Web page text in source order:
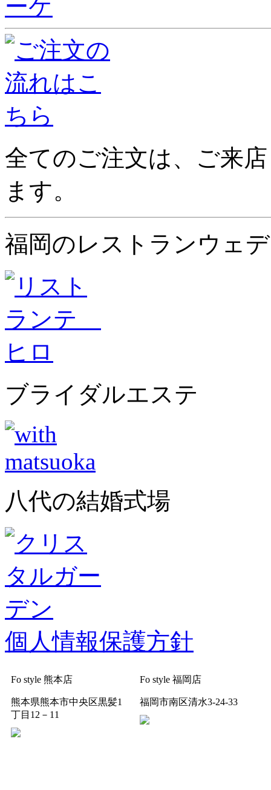
全てのご注文は、ご来
ます。
福岡のレストランウェ
ブライダルエステ
八代の結婚式場
個人情報保護方針
Fo style 熊本店
熊本県熊本市中央区黒髪1
丁目12－11
Fo style 福岡店
福岡市南区清水3-24-33